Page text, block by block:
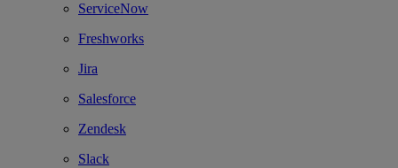
ServiceNow
Freshworks
Jira
Salesforce
Zendesk
Slack